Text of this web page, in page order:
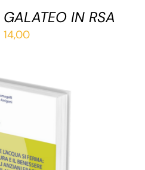
IN RSA
14,00